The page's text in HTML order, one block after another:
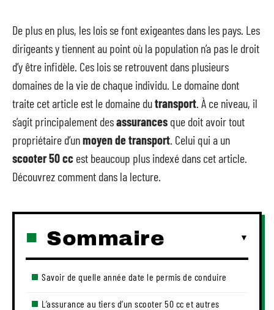
De plus en plus, les lois se font exigeantes dans les pays. Les
dirigeants y tiennent au point où la population n’a pas le droit
d’y être infidèle. Ces lois se retrouvent dans plusieurs
domaines de la vie de chaque individu. Le domaine dont
traite cet article est le domaine dutransport. À ce niveau, il
s’agit principalement desassurances que doit avoir tout
propriétaire d’unmoyen de transport. Celui qui a un
scooter 50 cc est beaucoup plus indexé dans cet article.
Découvrez comment dans la lecture.
Sommaire
Savoir de quelle année date le permis de conduire
L’assurance au tiers d’un scooter 50 cc et autres